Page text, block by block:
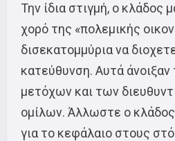
Την ίδια στιγμή, ο κλάδος
χορό της «πολεμικής
δισεκατομμύρια να
κατεύθυνση. Αυτά
μετόχων και των
ομίλων. Άλλωστε ο κλάδος
για το κεφάλαιο στους